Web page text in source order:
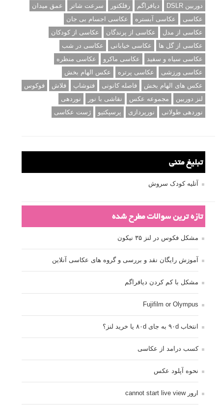
دوربین DSLR
دیافراگم رفلکتور سرعت شاتر
عمق میدان
عکاسی
عکاسی آبستره
عکاسی اجسام بی جان
عکاسی از مدل
عکاسی از پرندگان
عکاسی از کودکان
عکاسی از گل ها
عکاسی خیابانی
عکاسی در شب
عکاسی سیاه و سفید
عکاسی ماکرو
عکاسی منظره
عکاسی ورزشی
عکاسی پرتره
عکس الهام بخش
عکس های الهام بخش
فاصله کانونی فتوشاپ فلاش
فوکوس
لنز دوربین
مجموعه عکس نقاشی با نور
نوردهی
نوردهی طولانی
نورپردازی پرسپکتیو ژست عکاسی
تبلیغ متنی
آتلیه کودک سروش
تازه ترین سوالات مطرح شده
مشکل فکوس در لنز ۳۵ نیکون
آموزش رایگان نقد و بررسی و گروه های عکاسی آنلاین
مشکل با کم کردن دیافراگم
Fujifilm or Olympus
انتخاب ۹۰d به جای ۸۰d یا خرید لنز؟
کسب درامد از عکاسی
نحوه آپلود عکس
ارور cannot start live view